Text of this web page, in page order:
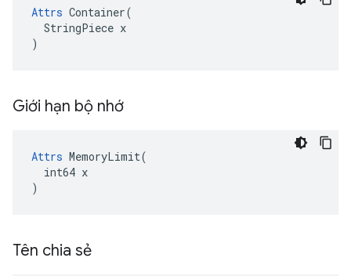
Attrs Container(
  StringPiece x
)
Giới hạn bộ nhớ
Attrs MemoryLimit(
  int64 x
)
Tên chia sẻ